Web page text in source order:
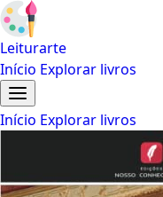
Leiturarte
Início Explorar livros
Início Explorar livros